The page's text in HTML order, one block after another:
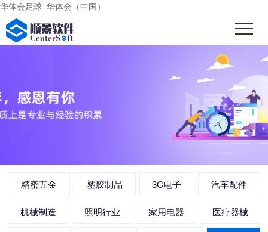
华体会足球_华体会（中国）
精密五金 塑胶制品 3C电子 汽车配件
机械制造 照明行业 家用电器 医疗器械